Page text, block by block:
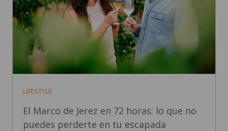
LIFESTYLE
El Marco de Jerez en 72 horas: lo que no
puedes perderte en tu escapada